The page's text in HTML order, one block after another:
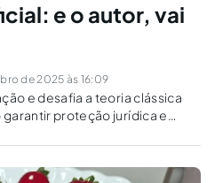
e o autor, vai
de 2025 às 16:09
e desafia a teoria clássica
proteção jurídica e